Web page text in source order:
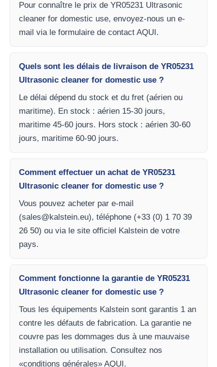
Pour connaître le prix de YR05231 Ultrasonic
cleaner for domestic use, envoyez-nous un e-
mail via le formulaire de contact AQUI.
Quels sont les délais de livraison de YR05231
Ultrasonic cleaner for domestic use ?
Le délai dépend du stock et du fret (aérien ou
maritime). En stock : aérien 15-30 jours,
maritime 45-60 jours. Hors stock : aérien 30-60
jours, maritime 60-90 jours.
Comment effectuer un achat de YR05231
Ultrasonic cleaner for domestic use ?
Vous pouvez acheter par e-mail
(sales@kalstein.eu), téléphone (+33 (0) 1 70 39
26 50) ou via le site officiel Kalstein de votre
pays.
Comment fonctionne la garantie de YR05231
Ultrasonic cleaner for domestic use ?
Tous les équipements Kalstein sont garantis 1 an
contre les défauts de fabrication. La garantie ne
couvre pas les dommages dus à une mauvaise
installation ou utilisation. Consultez nos
«conditions générales» AQUI.